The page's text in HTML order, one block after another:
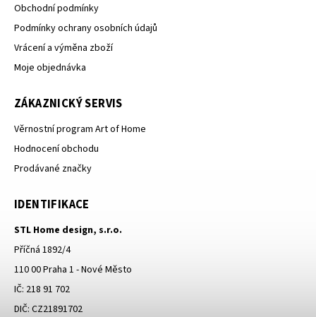
Obchodní podmínky
Podmínky ochrany osobních údajů
Vrácení a výměna zboží
Moje objednávka
ZÁKAZNICKÝ SERVIS
Věrnostní program Art of Home
Hodnocení obchodu
Prodávané značky
IDENTIFIKACE
STL Home design, s.r.o.
Příčná 1892/4
110 00 Praha 1 - Nové Město
IČ: 218 91 702
DIČ: CZ21891702